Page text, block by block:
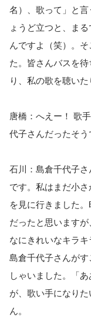
名）、歌って」と
ょうど立つと、ま
んですよ（笑）。
た。皆さんバスを
り、私の歌を聴いた
唐橋：へえー！ 歌
代子さんだったそう
石川：島倉千代子
です。私はまだ小
を見に行きました
だったと思います
なにきれいなキラ
島倉千代子さんが
しゃいました。「
が、歌い手になり
ん。